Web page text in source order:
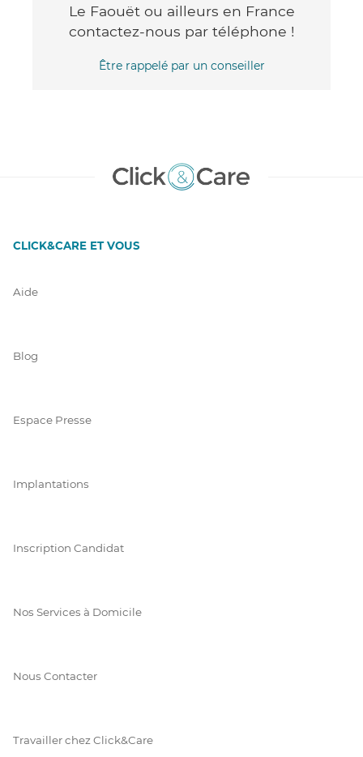
Le Faouët ou ailleurs en France
contactez-nous par téléphone !
Être rappelé par un conseiller
CLICK&CARE ET VOUS
Aide
Blog
Espace Presse
Implantations
Inscription Candidat
Nos Services à Domicile
Nous Contacter
Travailler chez Click&Care